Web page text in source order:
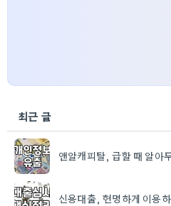
최근 글
앤알캐피탈, 급할 때 알아
신용대출, 현명하게 이용